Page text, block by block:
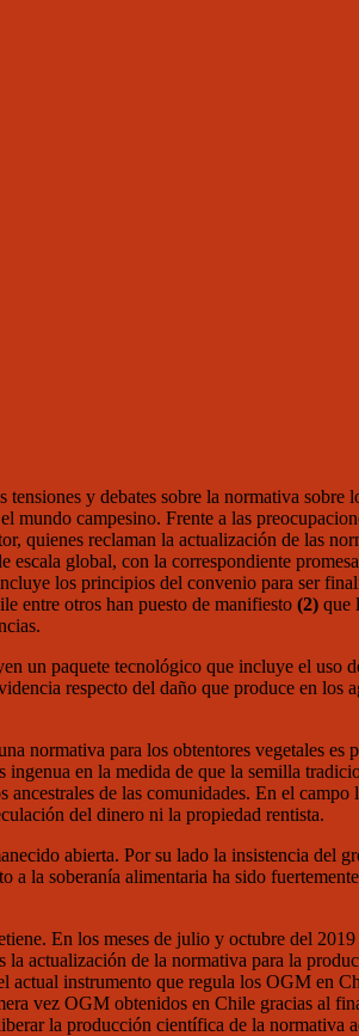
tensiones y debates sobre la normativa
mundo campesino. Frente a las
quienes reclaman la actualización de las
global, con la correspondiente
los principios del convenio para ser
entre otros han puesto de manifiesto (2) que
un paquete tecnológico que incluye el uso
respecto del daño que produce en los
normativa para los obtentores vegetales es
en la medida de que la semilla
de las comunidades. En el
del dinero ni la propiedad rentista.
abierta. Por su lado la insistencia del
la soberanía alimentaria ha sido
En los meses de julio y octubre del 2019
actualización de la normativa para la
actual instrumento que regula los OGM en
vez OGM obtenidos en Chile gracias al
la producción científica de la normativa